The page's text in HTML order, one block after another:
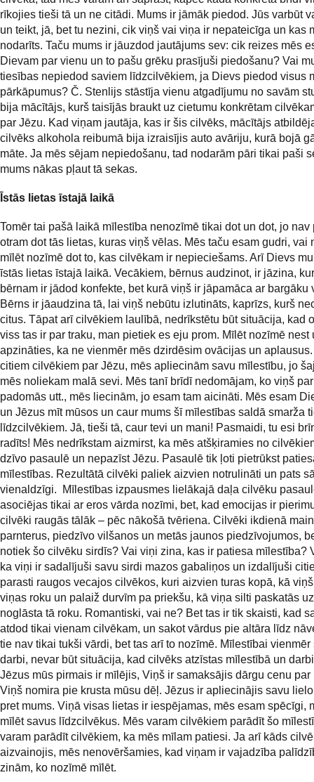
rīkojies tieši tā un ne citādi. Mums ir jāmāk piedod. Jūs varbūt
un teikt, jā, bet tu nezini, cik viņš vai viņa ir nepateicīga un kas
nodarīts. Taču mums ir jāuzdod jautājums sev: cik reizes mēs
Dievam par vienu un to pašu grēku prasījuši piedošanu? Vai
tiesības nepiedod saviem līdzcilvēkiem, ja Dievs piedod visus
pārkāpumus? Č. Stenlijs stāstīja vienu atgadījumu no savām
bija mācītājs, kurš taisījās braukt uz cietumu konkrētam
par Jēzu. Kad viņam jautāja, kas ir šis cilvēks, mācītājs
cilvēks alkohola reibumā bija izraisījis auto avāriju, kurā bojā
māte. Ja mēs sējam nepiedošanu, tad nodarām pāri tikai paši
mums nākas pļaut tā sekas.
Īstās lietas īstajā laikā
Tomēr tai pašā laikā mīlestība nenozīmē tikai dot un dot, jo nav
otram dot tās lietas, kuras viņš vēlas. Mēs taču esam gudri, vai
mīlēt nozīmē dot to, kas cilvēkam ir nepieciešams. Arī Dievs
īstās lietas īstajā laikā. Vecākiem, bērnus audzinot, ir jāzina,
bērnam ir jādod konfekte, bet kurā viņš ir jāpamāca ar bargāku
Bērns ir jāaudzina tā, lai viņš nebūtu izlutināts, kaprīzs, kurš
citus. Tāpat arī cilvēkiem laulībā, nedrīkstētu būt situācija, kad
viss tas ir par traku, man pietiek es eju prom. Mīlēt nozīmē nest
apzināties, ka ne vienmēr mēs dzirdēsim ovācijas un
citiem cilvēkiem par Jēzu, mēs apliecinām savu mīlestību, jo
mēs noliekam malā sevi. Mēs tanī brīdī nedomājam, ko viņš
padomās utt., mēs liecinām, jo esam tam aicināti. Mēs esam
un Jēzus mīt mūsos un caur mums šī mīlestības saldā smarža
līdzcilvēkiem. Jā, tieši tā, caur tevi un mani! Pasmaidi, tu esi
radīts! Mēs nedrīkstam aizmirst, ka mēs atšķiramies no
dzīvo pasaulē un nepazīst Jēzu. Pasaulē tik ļoti pietrūkst
mīlestības. Rezultātā cilvēki paliek aizvien notrulināti un pats
vienaldzīgi. Mīlestības izpausmes lielākajā daļa cilvēku
asociējas tikai ar eros vārda nozīmi, bet, kad emocijas ir
cilvēki raugās tālāk – pēc nākošā tvēriena. Cilvēki ikdienā
parnterus, piedzīvo vilšanos un metās jaunos piedzīvojumos,
notiek šo cilvēku sirdīs? Vai viņi zina, kas ir patiesa mīlestība?
ka viņi ir sadalījuši savu sirdi mazos gabaliņos un izdalījuši
parasti raugos vecajos cilvēkos, kuri aizvien turas kopā, kā
viņas roku un palaiž durvīm pa priekšu, kā viņa silti paskatās
noglāsta tā roku. Romantiski, vai ne? Bet tas ir tik skaisti, kad
atdod tikai vienam cilvēkam, un sakot vārdus pie altāra līdz
tie nav tikai tukši vārdi, bet tas arī to nozīmē. Mīlestībai vienmēr
darbi, nevar būt situācija, kad cilvēks atzīstas mīlestībā un
Jēzus mūs pirmais ir mīlējis, Viņš ir samaksājis dārgu cenu par
Viņš nomira pie krusta mūsu dēļ. Jēzus ir apliecinājis savu
pret mums. Viņā visas lietas ir iespējamas, mēs esam spēcīgi,
mīlēt savus līdzcilvēkus. Mēs varam cilvēkiem parādīt šo
varam parādīt cilvēkiem, ka mēs mīlam patiesi. Ja arī kāds
aizvainojis, mēs nenovēršamies, kad viņam ir vajadzība
zinām, ko nozīmē mīlēt.